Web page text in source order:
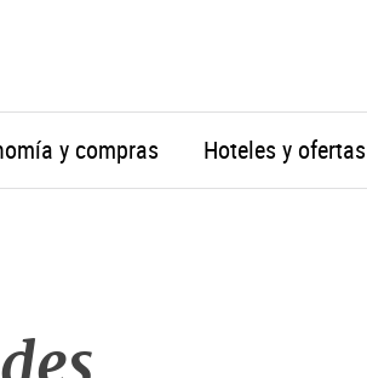
y compras Hoteles y ofertas